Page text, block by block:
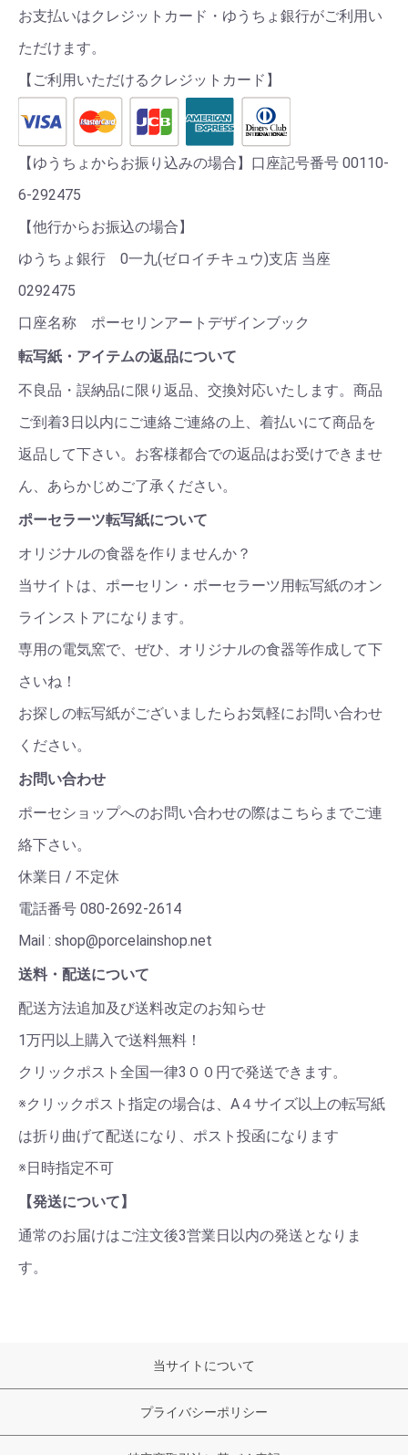
お支払いはクレジットカード・ゆうちょ銀行がご利用い
ただけます。
【ご利用いただけるクレジットカード】
【ゆうちょからお振り込みの場合】口座記号番号 00110-
6-292475
【他行からお振込の場合】
ゆうちょ銀行 0一九(ゼロイチキュウ)支店 当座
0292475
口座名称 ポーセリンアートデザインブック
転写紙・アイテムの返品について
不良品・誤納品に限り返品、交換対応いたします。商品
ご到着3日以内にご連絡ご連絡の上、着払いにて商品を
返品して下さい。お客様都合での返品はお受けできませ
ん、あらかじめご了承ください。
ポーセラーツ転写紙について
オリジナルの食器を作りませんか？
当サイトは、ポーセリン・ポーセラーツ用転写紙のオン
ラインストアになります。
専用の電気窯で、ぜひ、オリジナルの食器等作成して下
さいね！
お探しの転写紙がございましたらお気軽にお問い合わせ
ください。
お問い合わせ
ポーセショップへのお問い合わせの際はこちらまでご連
絡下さい。
休業日 / 不定休
電話番号 080-2692-2614
Mail : shop@porcelainshop.net
送料・配送について
配送方法追加及び送料改定のお知らせ
1万円以上購入で送料無料！
クリックポスト全国一律3００円で発送できます。
※クリックポスト指定の場合は、A４サイズ以上の転写紙
は折り曲げて配送になり、ポスト投函になります
※日時指定不可
【発送について】
通常のお届けはご注文後3営業日以内の発送となりま
す。
当サイトについて
プライバシーポリシー